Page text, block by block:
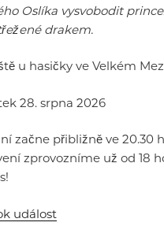
Oslíka vysvobodit
drakem.
u hasičky ve Velkém
28. srpna 2026
začne přibližně ve 20.30
zprovozníme už od 18
událost